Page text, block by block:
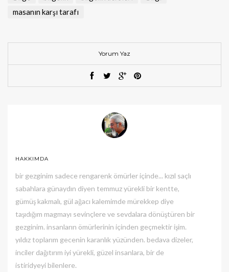
masanın karşı tarafı
Yorum Yaz
HAKKIMDA
bir gezginim sadece rengarenk ömürler içinde... kızıl saçlı
sabahlara günaydın diyen temmuz yürekli bir kentte,
gümüş kakmalı, gül ağacı kalemimde mürekkep diye
taşıdığım magmayı sevinçlere ve sevdalara dönüştüren bir
gezginim. insanların ömürlerinin içinden geçmektir işim.
yıldız toplarım gecenin karanlık yüzünden. bedava dizeler,
inciler dağıtırım iyi yürekli, güzel insanlara, bir de
istiridyeyi bilenlere.